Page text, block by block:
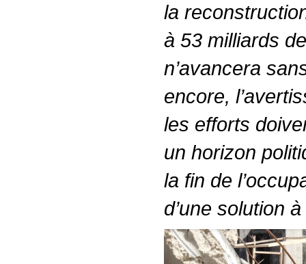
la
à 53 milliards
n’avancera
encore,
les efforts
un horizon
la fin de
d’une solution